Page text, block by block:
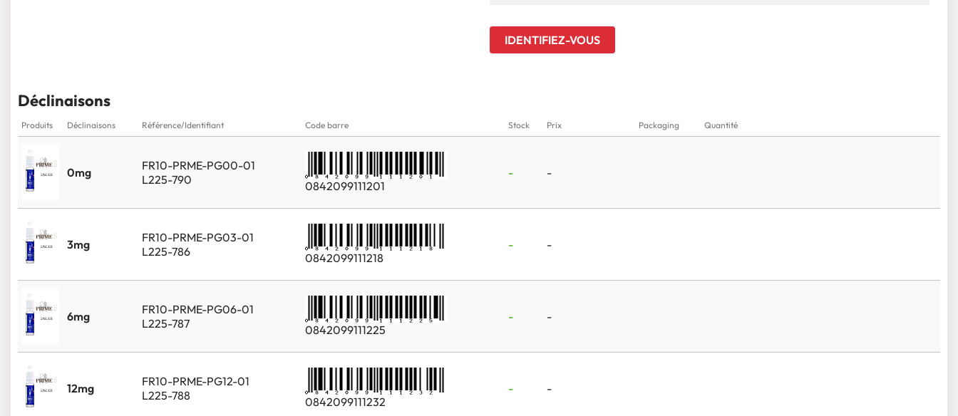
IDENTIFIEZ-VOUS
Déclinaisons
Produits Déclinaisons Référence/Identifiant Code barre Stock Prix Packaging Quantité
0mg
FR10-PRME-PG00-01
L225-790
0842099111201
- -
3mg
FR10-PRME-PG03-01
L225-786
0842099111218
- -
6mg
FR10-PRME-PG06-01
L225-787
0842099111225
- -
12mg
FR10-PRME-PG12-01
L225-788
0842099111232
- -